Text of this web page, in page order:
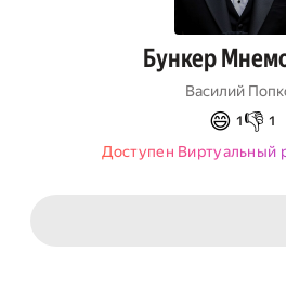
Бункер
Василий
😄 1 👎 1
Доступен Виртуальный